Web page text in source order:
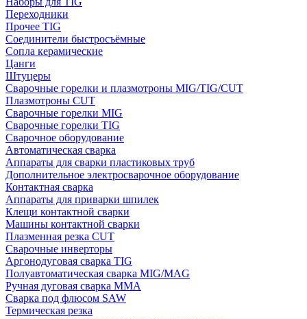
Переходники
Прочее TIG
Соединители быстросъёмные
Сопла керамические
Цанги
Штуцеры
Сварочные горелки и плазмотроны MIG/TIG/CUT
Плазмотроны CUT
Сварочные горелки MIG
Сварочные горелки TIG
Сварочное оборудование
Автоматическая сварка
Аппараты для сварки пластиковых труб
Дополнительное электросварочное оборудование
Контактная сварка
Аппараты для приварки шпилек
Клещи контактной сварки
Машины контактной сварки
Плазменная резка CUT
Сварочные инверторы
Аргонодуговая сварка TIG
Полуавтоматическая сварка MIG/MAG
Ручная дуговая сварка MMA
Сварка под флюсом SAW
Термическая резка